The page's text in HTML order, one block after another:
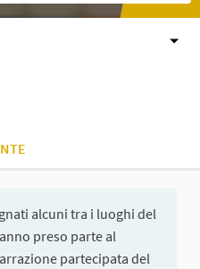
alcuni tra i luoghi del
preso parte al
partecipata del